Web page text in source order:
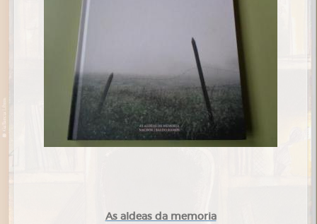
As aldeas da memoria